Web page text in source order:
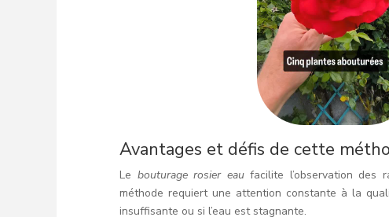
Avantages et défis de cette
Le bouturage rosier eaufacilite l’observation des
méthode requiert une attention constante à la
insuffisante ou si l’eau est stagnante.